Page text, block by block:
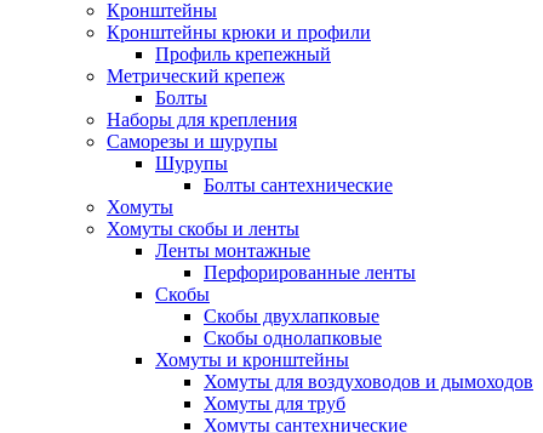
Кронштейны
Кронштейны крюки и профили
Профиль крепежный
Метрический крепеж
Болты
Наборы для крепления
Саморезы и шурупы
Шурупы
Болты сантехнические
Хомуты
Хомуты скобы и ленты
Ленты монтажные
Перфорированные ленты
Скобы
Скобы двухлапковые
Скобы однолапковые
Хомуты и кронштейны
Хомуты для воздуховодов и дымоходов
Хомуты для труб
Хомуты сантехнические